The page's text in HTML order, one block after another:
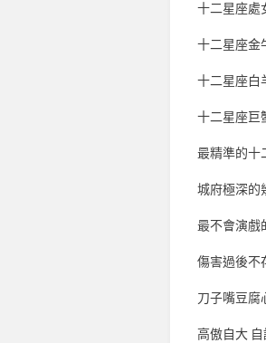
十二星座處
十二星座金
十二星座白
十二星座巨
最精準的十
城府極深的
最不會演戲
傷害過後不
刀子嘴豆腐
高傲自大